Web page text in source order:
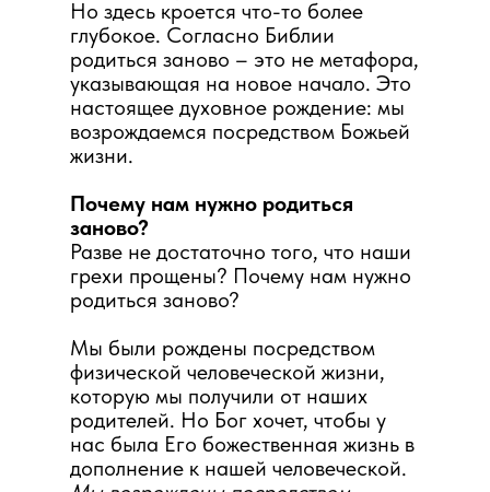
Но здесь кроется что-то более
глубокое. Согласно Библии
родиться заново – это не метафора,
указывающая на новое начало. Это
настоящее духовное рождение: мы
возрождаемся посредством Божьей
жизни.
Почему нам нужно родиться
заново?
Разве не достаточно того, что наши
грехи прощены? Почему нам нужно
родиться заново?
Мы были рождены посредством
физической человеческой жизни,
которую мы получили от наших
родителей. Но Бог хочет, чтобы у
нас была Его божественная жизнь в
дополнение к нашей человеческой.